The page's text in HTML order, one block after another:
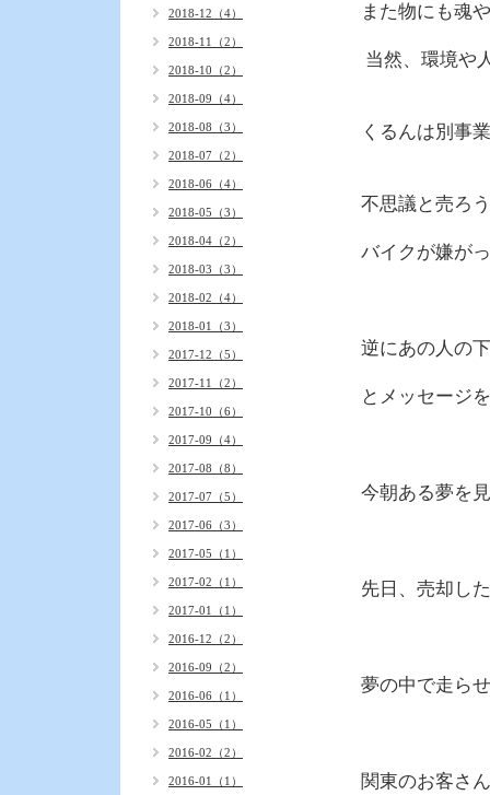
また物にも魂
当然、環境や
くるんは別事
不思議と売ろ
バイクが嫌が
逆にあの人の
とメッセージ
今朝ある夢を
先日、売却し
夢の中で走ら
関東のお客さ
2018-12（4）
2018-11（2）
2018-10（2）
2018-09（4）
2018-08（3）
2018-07（2）
2018-06（4）
2018-05（3）
2018-04（2）
2018-03（3）
2018-02（4）
2018-01（3）
2017-12（5）
2017-11（2）
2017-10（6）
2017-09（4）
2017-08（8）
2017-07（5）
2017-06（3）
2017-05（1）
2017-02（1）
2017-01（1）
2016-12（2）
2016-09（2）
2016-06（1）
2016-05（1）
2016-02（2）
2016-01（1）